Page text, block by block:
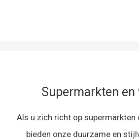
Supermarkten en
Als u zich richt op supermarkten
bieden onze duurzame en